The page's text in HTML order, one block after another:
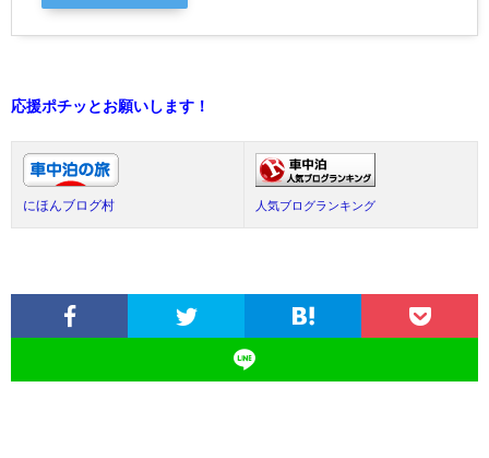
応援ポチッとお願いします！
にほんブログ村 人気ブログランキング